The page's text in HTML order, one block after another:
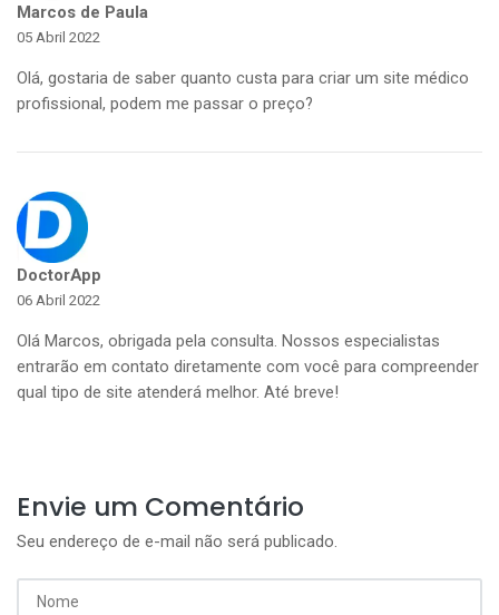
Marcos de Paula
05 Abril 2022
Olá, gostaria de saber quanto custa para criar um site médico
profissional, podem me passar o preço?
DoctorApp
06 Abril 2022
Olá Marcos, obrigada pela consulta. Nossos especialistas
entrarão em contato diretamente com você para compreender
qual tipo de site atenderá melhor. Até breve!
Envie um Comentário
Seu endereço de e-mail não será publicado.